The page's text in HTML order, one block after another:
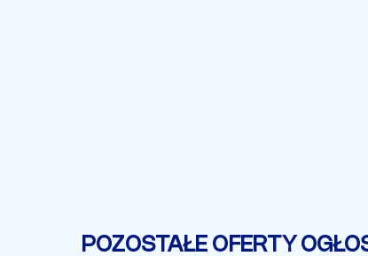
✔ Dostęp komfortowy
POZOSTAŁE OFERTY